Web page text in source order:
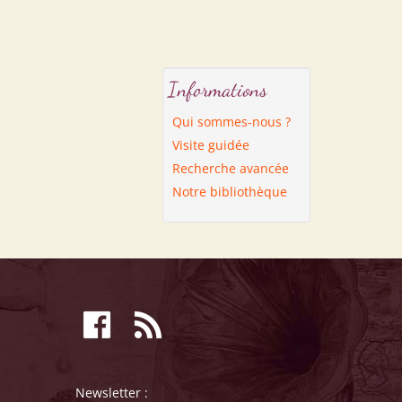
Informations
Qui sommes-nous ?
Visite guidée
Recherche avancée
Notre bibliothèque
Newsletter :